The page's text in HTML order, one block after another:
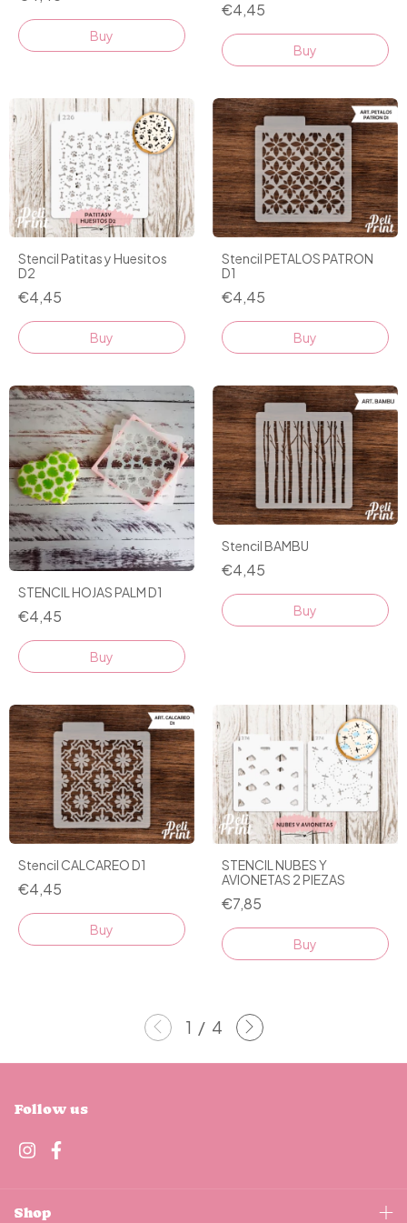
€4,45
Stencil Patitas y Huesitos
D2
€4,45
Stencil PETALOS PATRON
D1
€4,45
STENCIL HOJAS PALM D1
€4,45
Stencil BAMBU
€4,45
Stencil CALCAREO D1
€4,45
STENCIL NUBES Y
AVIONETAS 2 PIEZAS
€7,85
1 / 4
Follow us
Shop